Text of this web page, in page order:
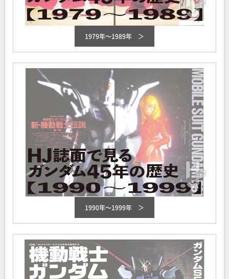
1979年～1989年
1990年～1999年